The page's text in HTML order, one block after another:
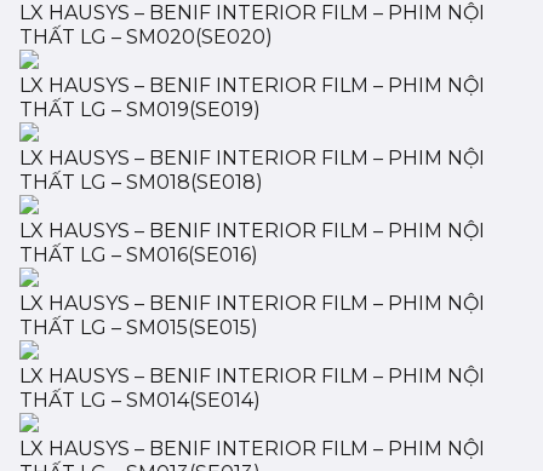
LX HAUSYS – BENIF INTERIOR FILM – PHIM NỘI
THẤT LG – SM020(SE020)
LX HAUSYS – BENIF INTERIOR FILM – PHIM NỘI
THẤT LG – SM019(SE019)
LX HAUSYS – BENIF INTERIOR FILM – PHIM NỘI
THẤT LG – SM018(SE018)
LX HAUSYS – BENIF INTERIOR FILM – PHIM NỘI
THẤT LG – SM016(SE016)
LX HAUSYS – BENIF INTERIOR FILM – PHIM NỘI
THẤT LG – SM015(SE015)
LX HAUSYS – BENIF INTERIOR FILM – PHIM NỘI
THẤT LG – SM014(SE014)
LX HAUSYS – BENIF INTERIOR FILM – PHIM NỘI